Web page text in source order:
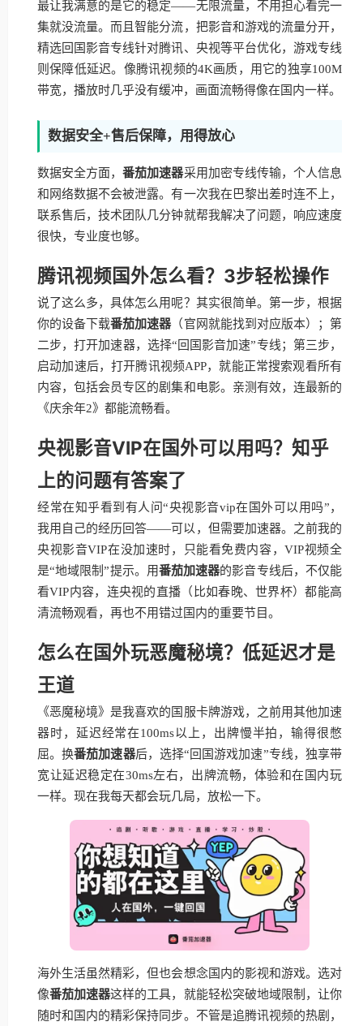
最让我满意的是它的稳定——无限流量，不用担心看完一
集就没流量。而且智能分流，把影音和游戏的流量分开，
精选回国影音专线针对腾讯、央视等平台优化，游戏专线
则保障低延迟。像腾讯视频的4K画质，用它的独享100M
带宽，播放时几乎没有缓冲，画面流畅得像在国内一样。
数据安全+售后保障，用得放心
数据安全方面，番茄加速器采用加密专线传输，个人信息
和网络数据不会被泄露。有一次我在巴黎出差时连不上，
联系售后，技术团队几分钟就帮我解决了问题，响应速度
很快，专业度也够。
腾讯视频国外怎么看？3步轻松操作
说了这么多，具体怎么用呢？其实很简单。第一步，根据
你的设备下载番茄加速器（官网就能找到对应版本）；第
二步，打开加速器，选择“回国影音加速”专线；第三步，
启动加速后，打开腾讯视频APP，就能正常搜索观看所有
内容，包括会员专区的剧集和电影。亲测有效，连最新的
《庆余年2》都能流畅看。
央视影音VIP在国外可以用吗？知乎
上的问题有答案了
经常在知乎看到有人问“央视影音vip在国外可以用吗”，
我用自己的经历回答——可以，但需要加速器。之前我的
央视影音VIP在没加速时，只能看免费内容，VIP视频全
是“地域限制”提示。用番茄加速器的影音专线后，不仅能
看VIP内容，连央视的直播（比如春晚、世界杯）都能高
清流畅观看，再也不用错过国内的重要节目。
怎么在国外玩恶魔秘境？低延迟才是
王道
《恶魔秘境》是我喜欢的国服卡牌游戏，之前用其他加速
器时，延迟经常在100ms以上，出牌慢半拍，输得很憋
屈。换番茄加速器后，选择“回国游戏加速”专线，独享带
宽让延迟稳定在30ms左右，出牌流畅，体验和在国内玩
一样。现在我每天都会玩几局，放松一下。
海外生活虽然精彩，但也会想念国内的影视和游戏。选对
像番茄加速器这样的工具，就能轻松突破地域限制，让你
随时和国内的精彩保持同步。不管是追腾讯视频的热剧，